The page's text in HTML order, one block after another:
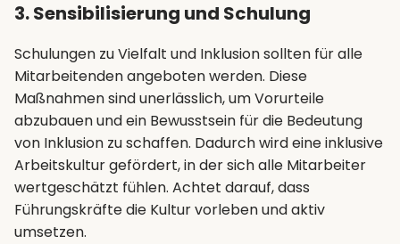
3. Sensibilisierung und Schulung
Schulungen zu Vielfalt und Inklusion sollten für alle
Mitarbeitenden angeboten werden. Diese
Maßnahmen sind unerlässlich, um Vorurteile
abzubauen und ein Bewusstsein für die Bedeutung
von Inklusion zu schaffen. Dadurch wird eine inklusive
Arbeitskultur gefördert, in der sich alle Mitarbeiter
wertgeschätzt fühlen. Achtet darauf, dass
Führungskräfte die Kultur vorleben und aktiv
umsetzen.